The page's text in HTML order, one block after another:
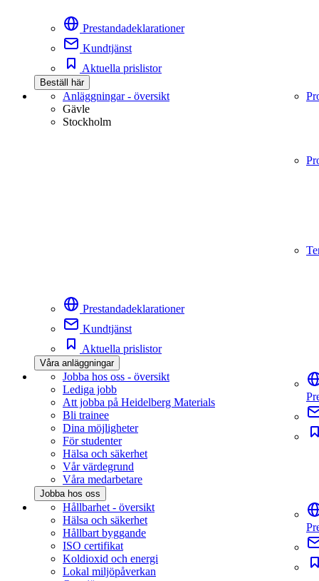
Prestandadeklarationer
Kundtjänst
Aktuella prislistor
Beställ här
Anläggningar - översikt
Gävle
Stockholm
Prestandadeklarationer
Kundtjänst
Aktuella prislistor
Våra anläggningar
Jobba hos oss - översikt
Lediga jobb
Att jobba på Heidelberg Materials
Bli trainee
Dina möjligheter
För studenter
Hälsa och säkerhet
Vår värdegrund
Våra medarbetare
Jobba hos oss
Hållbarhet - översikt
Hälsa och säkerhet
Hållbart byggande
ISO certifikat
Koldioxid och energi
Lokal miljöpåverkan